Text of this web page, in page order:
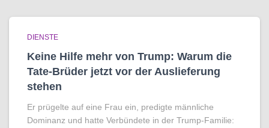
DIENSTE
Keine Hilfe mehr von Trump: Warum die
Tate-Brüder jetzt vor der Auslieferung
stehen
Er prügelte auf eine Frau ein, predigte männliche
Dominanz und hatte Verbündete in der Trump-Familie: